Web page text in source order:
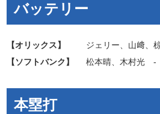
バッテリー
【オリックス】 ジェリー 山﨑
【ソフトバンク】
松本晴 木村光 ‐
本塁打